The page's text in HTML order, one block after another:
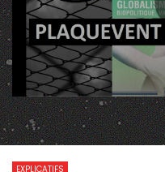
1 076
EXPLICATIFS